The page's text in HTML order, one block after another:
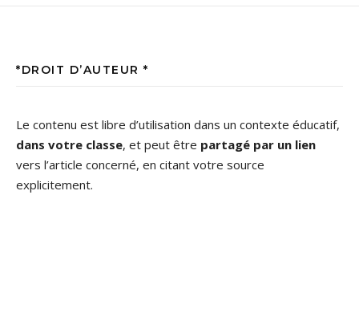
*DROIT D’AUTEUR *
Le contenu est libre d’utilisation dans un contexte éducatif,
dans votre classe, et peut être partagé par un lien
vers l’article concerné, en citant votre source
explicitement.